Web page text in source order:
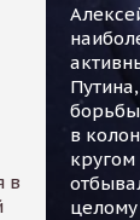
в
борьбы
в
целому